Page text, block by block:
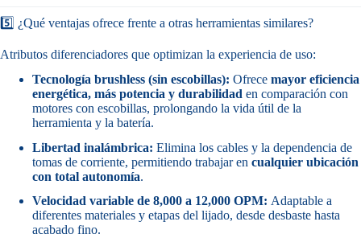
5️⃣ ¿Qué ventajas ofrece frente a otras herramientas similares?
Atributos diferenciadores que optimizan la experiencia de uso:
Tecnología brushless (sin escobillas): Ofrece mayor eficiencia
energética, más potencia y durabilidad en comparación con
motores con escobillas, prolongando la vida útil de la
herramienta y la batería.
Libertad inalámbrica: Elimina los cables y la dependencia de
tomas de corriente, permitiendo trabajar en cualquier ubicación
con total autonomía.
Velocidad variable de 8,000 a 12,000 OPM: Adaptable a
diferentes materiales y etapas del lijado, desde desbaste hasta
acabado fino.